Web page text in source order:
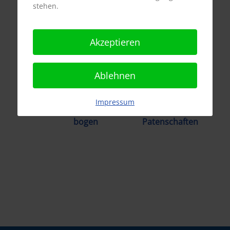
Vermittlungs
Tierhalter
bogen
Patenschaften
stehen.
Akzeptieren
Ablehnen
Impressum